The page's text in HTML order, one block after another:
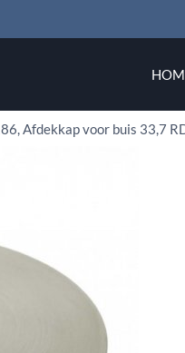
Afdekkap voor buis 33,7